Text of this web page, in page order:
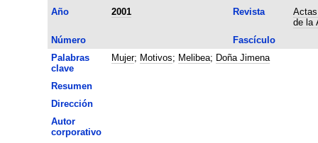
Año
2001 Revista
de la
Número
Fascículo
Palabras
clave
Mujer; Motivos; Melibea; Doña Jimena
Resumen
Dirección
Autor
corporativo